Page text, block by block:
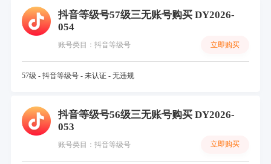
抖音等级号57级三无账号购买 DY2026-
054
账号类目：抖音等级号 立即购买
57级 - 抖音等级号 - 未认证 - 无违规
抖音等级号56级三无账号购买 DY2026-
053
账号类目：抖音等级号 立即购买